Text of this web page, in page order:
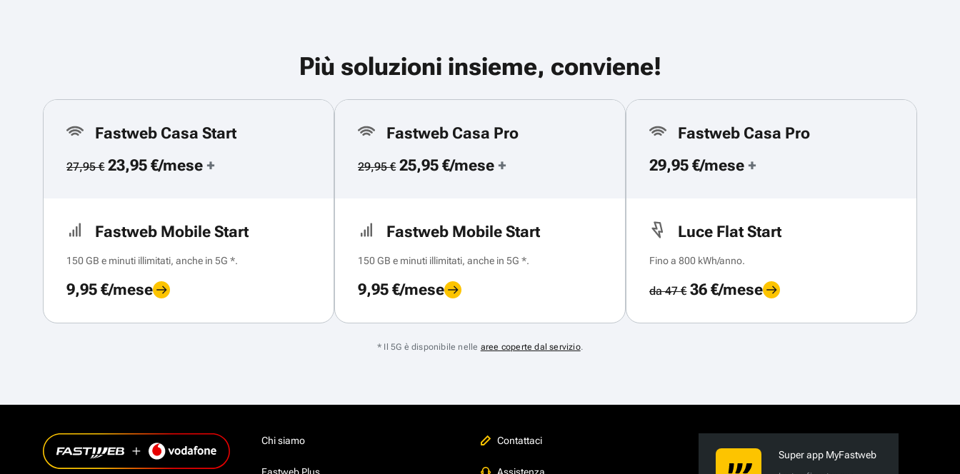
Più soluzioni insieme, conviene!
Fastweb Casa Start
27,95 €23,95 €/mese +
Fastweb Mobile Start
150 GB e minuti illimitati, anche in 5G *.
9,95 €/mese
Fastweb Casa Pro
29,95 €25,95 €/mese +
Fastweb Mobile Start
150 GB e minuti illimitati, anche in 5G *.
9,95 €/mese
Fastweb Casa Pro
29,95 €/mese +
Luce Flat Start
Fino a 800 kWh/anno.
da 47 €36 €/mese
* Il 5G è disponibile nelle aree coperte dal servizio.
Chi siamo Contattaci
Super app MyFastweb